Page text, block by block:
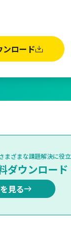
ンロード
まざまな課題解決に役
ダウンロード
見る